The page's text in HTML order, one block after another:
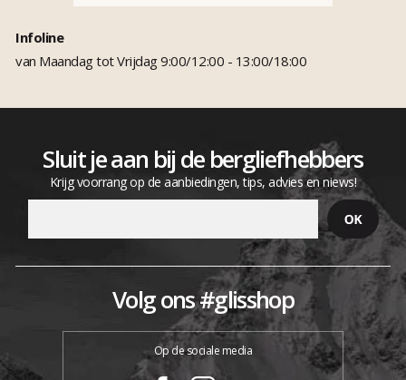
Infoline
van Maandag tot Vrijdag 9:00/12:00 - 13:00/18:00
Sluit je aan bij de bergliefhebbers
Krijg voorrang op de aanbiedingen, tips, advies en niews!
Volg ons #glisshop
Op de sociale media